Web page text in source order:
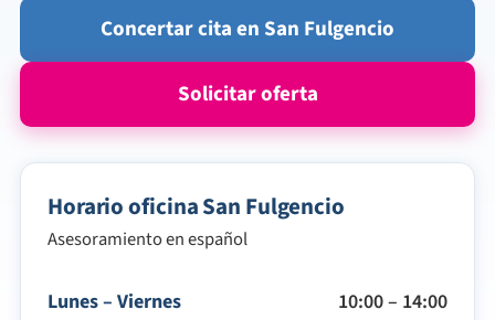
Concertar cita en San Fulgencio
Solicitar oferta
Horario oficina San Fulgencio
Asesoramiento en español
Lunes – Viernes 10:00 – 14:00